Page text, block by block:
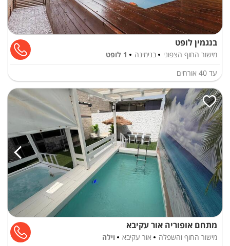
בנגמין לופט
מישור החוף הצפוני בנימינה
1 לופט
עד 40 אורחים
מתחם אופוריה אור עקיבא
מישור החוף והשפלה אור עקיבא
וילה